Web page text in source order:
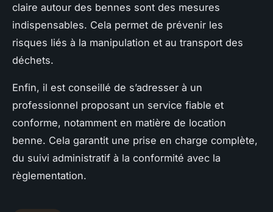
claire autour des bennes sont des mesures
indispensables. Cela permet de prévenir les
risques liés à la manipulation et au transport des
déchets.
Enfin, il est conseillé de s’adresser à un
professionnel proposant un service fiable et
conforme, notamment en matière de location
benne. Cela garantit une prise en charge complète,
du suivi administratif à la conformité avec la
règlementation.